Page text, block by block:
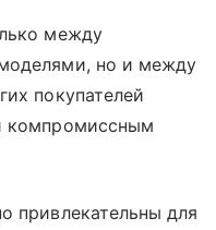
между
но и между
покупателей
компромиссным
привлекательны для